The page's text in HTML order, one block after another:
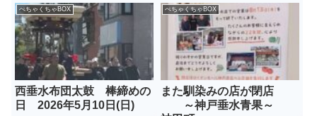
もちゃ箱でも危険な踏切として
10年ほど前に紹介していた。残
念なことにここで、2025年1月9
日、女性2人が電車と接触する...
カナゴ漁は、3年連続で自主休漁
となったことを伝えた。播磨灘で
は6日に試験操業が行われ、イカ
ナゴのシンコ漁は3月17日に解...
ぺちゃくちゃBOX
西垂水布団太鼓 棒締めの
日 2026年5月10日(日)
ぺちゃくちゃBOX
また馴染みの店が閉店
～神戸垂水青果～